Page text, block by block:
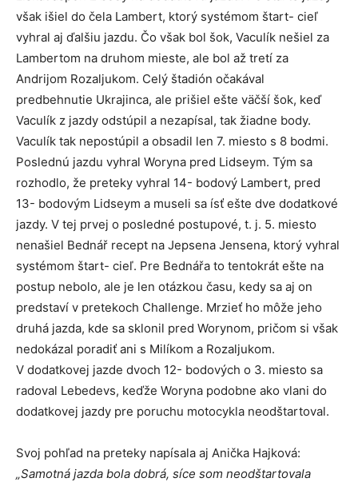
však išiel do čela Lambert, ktorý systémom štart- cieľ
vyhral aj ďalšiu jazdu. Čo však bol šok, Vaculík nešiel za
Lambertom na druhom mieste, ale bol až tretí za
Andrijom Rozaljukom. Celý štadión očakával
predbehnutie Ukrajinca, ale prišiel ešte väčší šok, keď
Vaculík z jazdy odstúpil a nezapísal, tak žiadne body.
Vaculík tak nepostúpil a obsadil len 7. miesto s 8 bodmi.
Poslednú jazdu vyhral Woryna pred Lidseym. Tým sa
rozhodlo, že preteky vyhral 14- bodový Lambert, pred
13- bodovým Lidseym a museli sa ísť ešte dve dodatkové
jazdy. V tej prvej o posledné postupové, t. j. 5. miesto
nenašiel Bednář recept na Jepsena Jensena, ktorý vyhral
systémom štart- cieľ. Pre Bednářa to tentokrát ešte na
postup nebolo, ale je len otázkou času, kedy sa aj on
predstaví v pretekoch Challenge. Mrzieť ho môže jeho
druhá jazda, kde sa sklonil pred Worynom, pričom si však
nedokázal poradiť ani s Milíkom a Rozaljukom.
V dodatkovej jazde dvoch 12- bodových o 3. miesto sa
radoval Lebedevs, keďže Woryna podobne ako vlani do
dodatkovej jazdy pre poruchu motocykla neodštartoval.
Svoj pohľad na preteky napísala aj Anička Hajková:
„Samotná jazda bola dobrá, síce som neodštartovala